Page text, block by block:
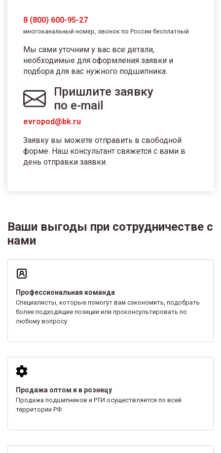
8 (800) 600-95-27
многоканальный номер, звонок по России бесплатный
Мы сами уточним у вас все детали,
необходимые для оформления заявки и
подбора для вас нужного подшипника.
Пришлите заявку
по e-mail
evropod@bk.ru
Заявку вы можете отправить в свободной
форме. Наш консультант свяжется с вами в
день отправки заявки.
Ваши выгоды при сотрудничестве с
нами
Профессиональная команда
Специалисты, которые помогут вам сэкономить, подобрать
более подходящие позиции или проконсультировать по
любому вопросу
Продажа оптом и в розницу
Продажа подшипников и РТИ осуществляется по всей
территории РФ